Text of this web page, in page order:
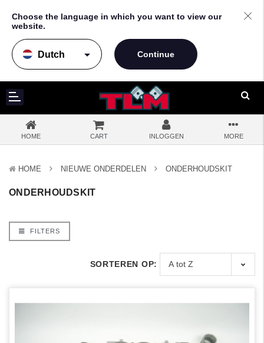
Choose the language in which you want to view our
website.
arrow_drop_down
HOME CART INLOGGEN MORE
HOME NIEUWE ONDERDELEN ONDERHOUDSKIT
ONDERHOUDSKIT
FILTERS
SORTEREN OP: